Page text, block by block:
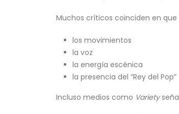
Muchos críticos coinciden en
los movimientos
la voz
la energía escénica
la presencia del “Rey del Pop”
Incluso medios como Variety